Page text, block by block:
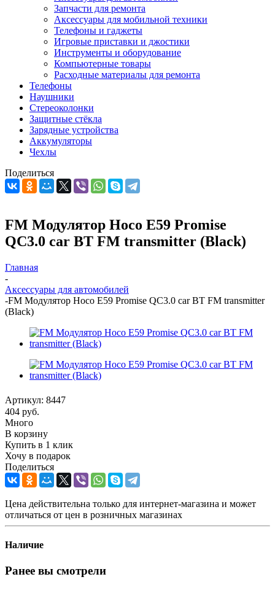
Запчасти для ремонта
Аксессуары для мобильной техники
Телефоны и гаджеты
Игровые приставки и джостики
Инструменты и оборудование
Компьютерные товары
Расходные материалы для ремонта
Телефоны
Наушники
Стереоколонки
Защитные стёкла
Зарядные устройства
Аккумуляторы
Чехлы
Поделиться
FM Модулятор Hoco E59 Promise
QC3.0 car BT FM transmitter (Black)
Главная
-
Аксессуары для автомобилей
-FM Модулятор Hoco E59 Promise QC3.0 car BT FM transmitter
(Black)
Артикул: 8447
404 руб.
Много
В корзину
Купить в 1 клик
Хочу в подарок
Поделиться
Цена действительна только для интернет-магазина и может
отличаться от цен в розничных магазинах
Наличие
Ранее вы смотрели